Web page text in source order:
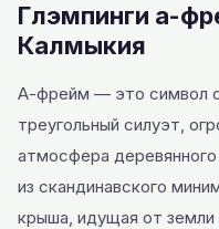
Глэмпинги а-
Калмыкия
А-фрейм — это символ
треугольный силуэт,
атмосфера
из скандинавского
крыша, идущая от земли